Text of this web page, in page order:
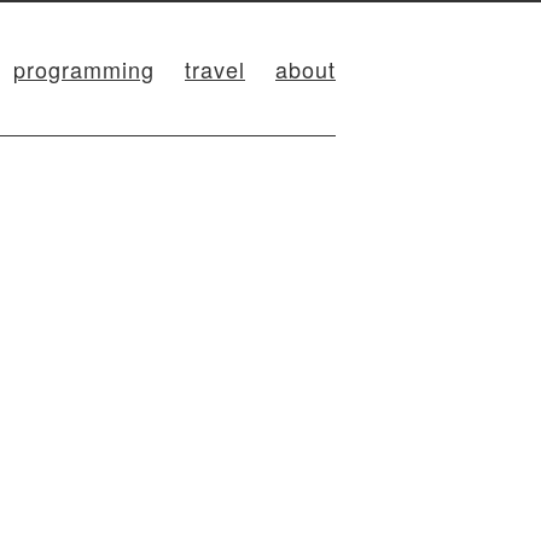
programming travel about